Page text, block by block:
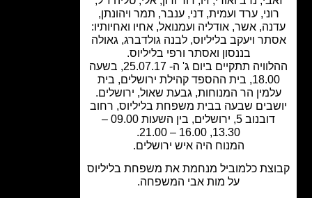
ערד ועמית, דני, ענבר, תמר ויהונתן,
אשר, אודליה ועמנואל, אחיו ואחיותיו:
ויעקב בליליוס, לבנה גולדברג, גאולה
בננסון ואסתר ורפי בליליוס.
ההלוויה תתקיים ביום ג' ה- 25.07.17, בשעה
18.00, בית ההספד קהילת ירושלים, בית
הר המנוחות, גבעת שאול, ירושלים.
שבעה בבית משפחת בליליוס, רחוב
דובנוב 5, ירושלים, בין השעות 09.00 –
המנוח היה איש ירושלים.
כלמוביל מנחמת את משפחת בליליוס
על מות אבי המשפחה.